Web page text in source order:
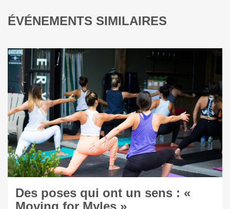
ÉVÉNEMENTS SIMILAIRES
Des poses qui ont un sens : «
Moving for Myles »